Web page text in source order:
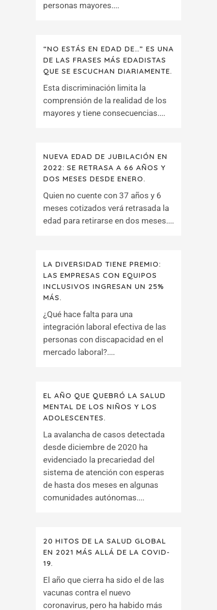
personas mayores....
“NO ESTÁS EN EDAD DE…” ES UNA
DE LAS FRASES MÁS EDADISTAS
QUE SE ESCUCHAN DIARIAMENTE.
Esta discriminación limita la
comprensión de la realidad de los
mayores y tiene consecuencias....
NUEVA EDAD DE JUBILACIÓN EN
2022: SE RETRASA A 66 AÑOS Y
DOS MESES DESDE ENERO.
Quien no cuente con 37 años y 6
meses cotizados verá retrasada la
edad para retirarse en dos meses....
LA DIVERSIDAD TIENE PREMIO:
LAS EMPRESAS CON EQUIPOS
INCLUSIVOS INGRESAN UN 25%
MÁS.
¿Qué hace falta para una
integración laboral efectiva de las
personas con discapacidad en el
mercado laboral?....
EL AÑO QUE QUEBRÓ LA SALUD
MENTAL DE LOS NIÑOS Y LOS
ADOLESCENTES.
La avalancha de casos detectada
desde diciembre de 2020 ha
evidenciado la precariedad del
sistema de atención con esperas
de hasta dos meses en algunas
comunidades autónomas....
20 HITOS DE LA SALUD GLOBAL
EN 2021 MÁS ALLÁ DE LA COVID-
19.
El año que cierra ha sido el de las
vacunas contra el nuevo
coronavirus, pero ha habido más